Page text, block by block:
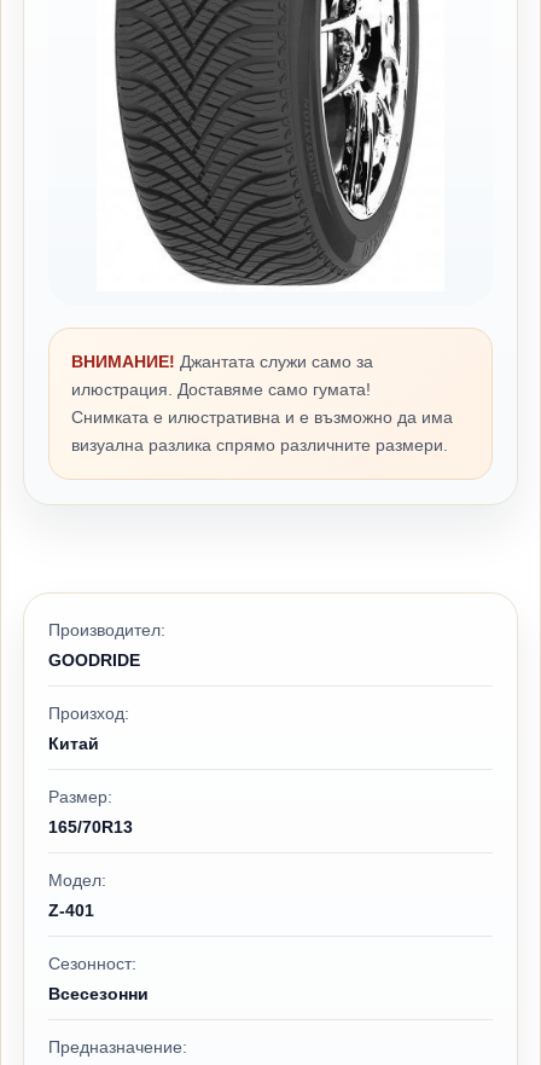
ВНИМАНИЕ! Джантата служи само за
илюстрация. Доставяме само гумата!
Снимката е илюстративна и е възможно да има
визуална разлика спрямо различните размери.
Производител:
GOODRIDE
Произход:
Китай
Размер:
165/70R13
Модел:
Z-401
Сезонност:
Всесезонни
Предназначение: